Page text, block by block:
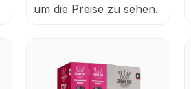
um die Preise zu sehen.